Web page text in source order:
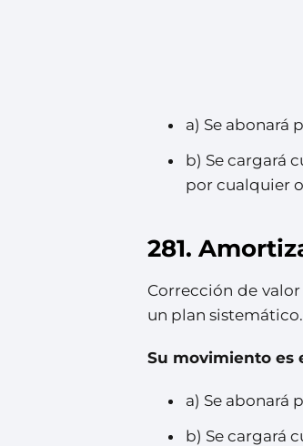
a) Se abonará
b) Se cargará
por cualquier
281.
Corrección de
un plan sistemático.
Su movimiento es
a) Se abonará
b) Se cargará